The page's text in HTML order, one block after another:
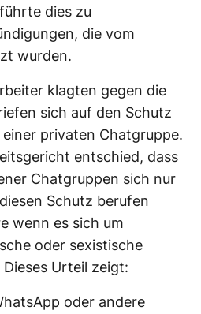
dies zu
die vom
wurden.
klagten gegen die
sich auf den Schutz
privaten Chatgruppe.
entschied, dass
Chatgruppen sich nur
Schutz berufen
wenn es sich um
oder sexistische
Urteil zeigt:
oder andere